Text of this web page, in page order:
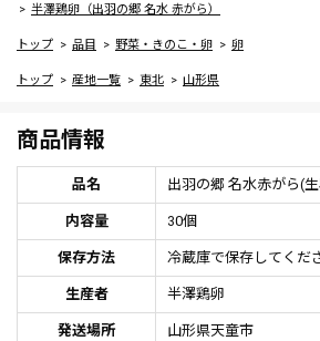
半澤鶏卵（出羽の郷 名水 赤がら）
トップ 品目 野菜・きのこ・卵 卵
トップ 産地一覧 東北 山形県
商品情報
品名 出羽の郷 名水赤がら(
内容量 30個
保存方法 冷蔵庫で保存してくだ
生産者 半澤鶏卵
発送場所 山形県天童市